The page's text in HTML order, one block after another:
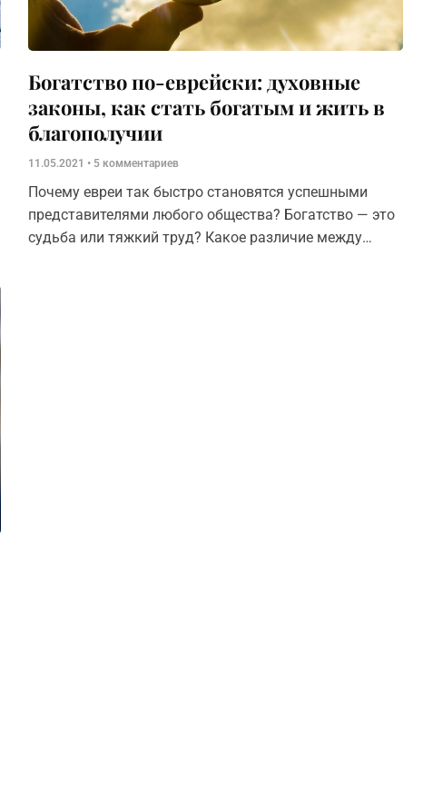
Богатство по-еврейски: духовные
законы, как стать богатым и жить в
благополучии
11.05.2021 5 комментариев
Почему евреи так быстро становятся успешными
представителями любого общества? Богатство — это
судьба или тяжкий труд? Какое различие между